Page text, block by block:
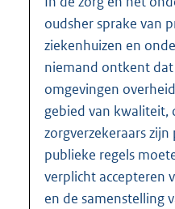
oudsher sprake van
ziekenhuizen en
niemand ontkent
omgevingen
gebied van kwaliteit,
zorgverzekeraars
publieke regels
verplicht accepteren
en de samenstelling